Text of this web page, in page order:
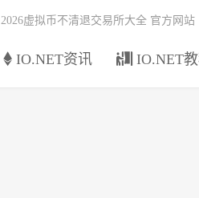
IO.NET资讯 IO.NET
2026虚拟币不清退交易所大全 官方网站